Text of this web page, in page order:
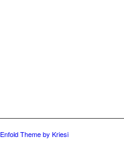
Enfold Theme by Kriesi